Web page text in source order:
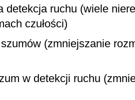
detekcja ruchu (wiele
czułości)
(zmniejszanie
w detekcji ruchu